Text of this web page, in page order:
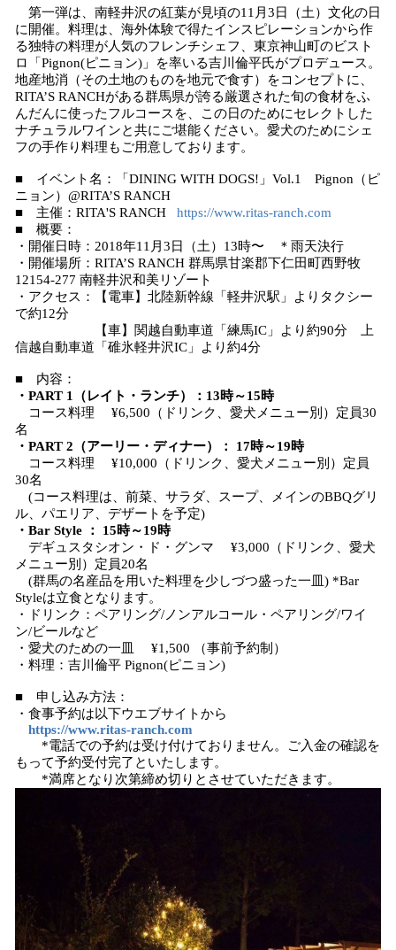
第一弾は、南軽井沢の紅葉が見頃の11月3日（土）文化の日
に開催。料理は、海外体験で得たインスピレーションから作
る独特の料理が人気のフレンチシェフ、東京神山町のビスト
ロ「Pignon(ピニョン)」を率いる吉川倫平氏がプロデュース。
地産地消（その土地のものを地元で食す）をコンセプトに、
RITA’S RANCHがある群馬県が誇る厳選された旬の食材をふ
んだんに使ったフルコースを、この日のためにセレクトした
ナチュラルワインと共にご堪能ください。愛犬のためにシェ
フの手作り料理もご用意しております。
■ イベント名：「DINING WITH DOGS!」Vol.1 Pignon（ピ
ニョン）@RITA’S RANCH
■ 主催：RITA'S RANCH https://www.ritas-ranch.com
■ 概要：
・開催日時：2018年11月3日（土）13時〜 ＊雨天決行
・開催場所：RITA’S RANCH 群馬県甘楽郡下仁田町西野牧
12154-277 南軽井沢和美リゾート
・アクセス：【電車】北陸新幹線「軽井沢駅」よりタクシー
で約12分
【車】関越自動車道「練馬IC」より約90分 上
信越自動車道「碓氷軽井沢IC」より約4分
■ 内容：
・PART 1（レイト・ランチ）：13時～15時
コース料理 ¥6,500（ドリンク、愛犬メニュー別）定員30
名
・PART 2（アーリー・ディナー）： 17時～19時
コース料理 ¥10,000（ドリンク、愛犬メニュー別）定員
30名
(コース料理は、前菜、サラダ、スープ、メインのBBQグリ
ル、パエリア、デザートを予定)
・Bar Style ： 15時～19時
デギュスタシオン・ド・グンマ ¥3,000（ドリンク、愛犬
メニュー別）定員20名
(群馬の名産品を用いた料理を少しづつ盛った一皿) *Bar
Styleは立食となります。
・ドリンク：ペアリング/ノンアルコール・ペアリング/ワイ
ン/ビールなど
・愛犬のための一皿 ¥1,500 （事前予約制）
・料理：吉川倫平 Pignon(ピニョン)
■ 申し込み方法：
・食事予約は以下ウエブサイトから
https://www.ritas-ranch.com
*電話での予約は受け付けておりません。ご入金の確認を
もって予約受付完了といたします。
*満席となり次第締め切りとさせていただきます。